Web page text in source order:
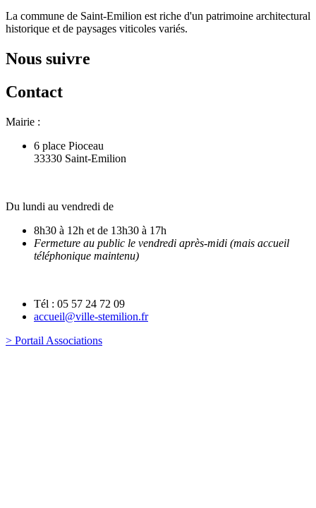
La commune de Saint-Emilion est riche d'un patrimoine architectural
historique et de paysages viticoles variés.
Nous suivre
Contact
Mairie :
6 place Pioceau
33330 Saint-Emilion
Du lundi au vendredi de
8h30 à 12h et de 13h30 à 17h
Fermeture au public le vendredi après-midi (mais accueil
téléphonique maintenu)
Tél : 05 57 24 72 09
accueil@ville-stemilion.fr
> Portail Associations